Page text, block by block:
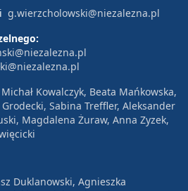
g.wierzcholowski@niezalezna.pl
Kowalczyk, Beata Mańkowska,
Sabina Treffler, Aleksander
Magdalena Żuraw, Anna Zyzek,
Duklanowski, Agnieszka